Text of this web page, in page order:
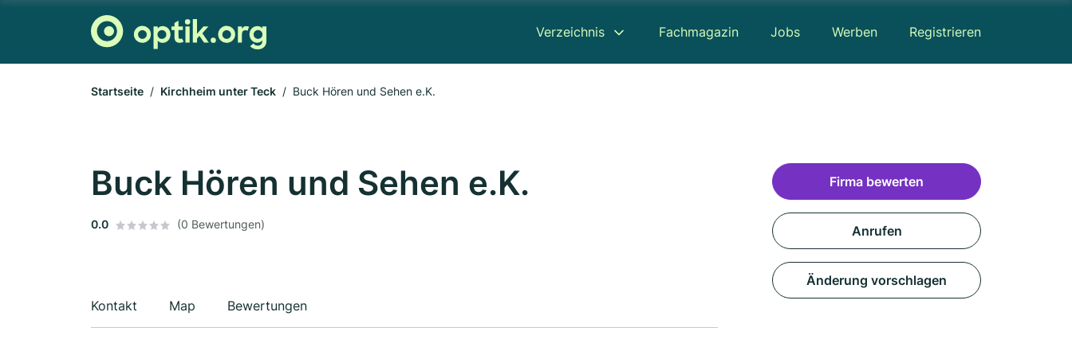
Verzeichnis Fachmagazin Jobs Werben Registrieren
Startseite Kirchheim unter Teck Buck Hören und Sehen e.K.
Buck Hören und Sehen e.K.
0.0 (0 Bewertungen)
Kontakt Map Bewertungen
Firma bewerten
Anrufen
Änderung vorschlagen